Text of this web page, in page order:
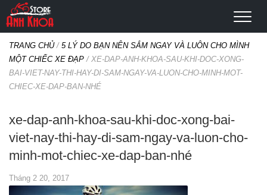
TRANG CHỦ/ 5 LÝ DO BẠN NÊN SẮM NGAY VÀ LUÔN CHO MÌNH
MỘT CHIẾC XE ĐẠP / XE-DAP-ANH-KHOA-SAU-KHI-DOC-XONG-
BAI-VIET-NAY-THI-HAY-DI-SAM-NGAY-VA-LUON-CHO-MINH-MOT-
CHIEC-XE-DAP-BAN-NHÉ
xe-dap-anh-khoa-sau-khi-doc-xong-bai-
viet-nay-thi-hay-di-sam-ngay-va-luon-cho-
minh-mot-chiec-xe-dap-ban-nhé
Tháng 2 20, 2017